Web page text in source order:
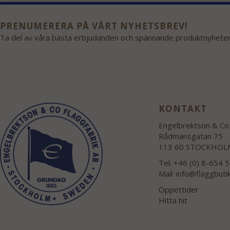
PRENUMERERA PÅ VÅRT NYHETSBREV!
Ta del av våra bästa erbjudanden och spännande
KONTAKT
Engelbrektson &
Rådmansgatan 75
113 60
Tel: +46 (0) 8-654
Mail:
Öppettider
Hitta hit